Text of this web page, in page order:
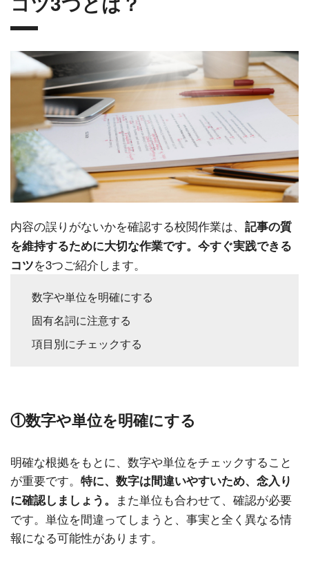
内容の誤りがないかを確認する校閲作業は、 記事の質
を維持するために大切な作業です。今すぐ実践できる
コツを3つご紹介します。
数字や単位を明確にする
固有名詞に注意する
項目別にチェックする
①数字や単位を明確にする
明確な根拠をもとに、数字や単位をチェックすること
が重要です。 特に、数字は間違いやすいため、念入り
に確認しましょう。 また単位も合わせて、確認が必要
です。単位を間違ってしまうと、事実と全く異なる情
報になる可能性があります。